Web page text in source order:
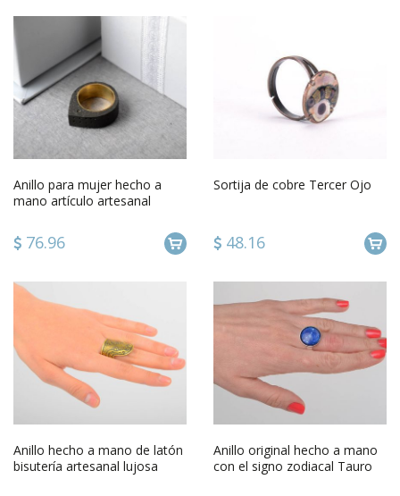
Anillo para mujer hecho a
mano artículo artesanal
76.96
Sortija de cobre Tercer Ojo
48.16
Anillo hecho a mano de latón
bisutería artesanal lujosa
Anillo original hecho a mano
con el signo zodiacal Tauro